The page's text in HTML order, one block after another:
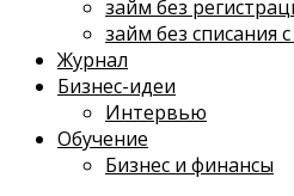
займ без
займ без списания
Журнал
Бизнес-идеи
Интервью
Обучение
Бизнес и финансы